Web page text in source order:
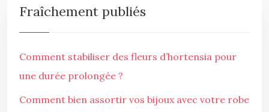
Fraîchement publiés
Comment stabiliser des fleurs d’hortensia pour
une durée prolongée ?
Comment bien assortir vos bijoux avec votre robe